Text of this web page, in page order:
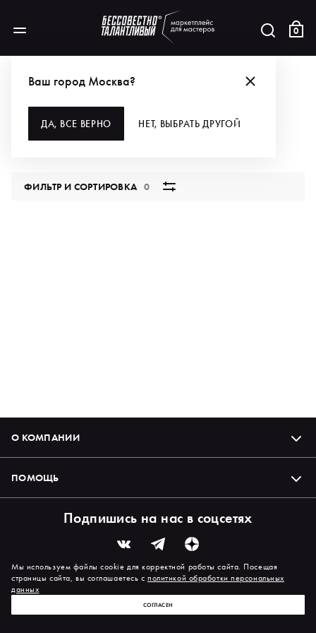
0
Ваш город Москва?
ДА, ВСЕ ВЕРНО НЕТ, ВЫБРАТЬ ДРУГОЙ
АЭРОГРАФЫ
ФИЛЬТР И СОРТИРОВКА0
О КОМПАНИИ
ПОМОЩЬ
Подпишись на нас в соцсетях
Мы используем файлы cookie для корректной работы сайта. Посещая
страницы сайта, вы соглашаетесь сполитикой обработки персональных
данных
СОГЛАСЕН